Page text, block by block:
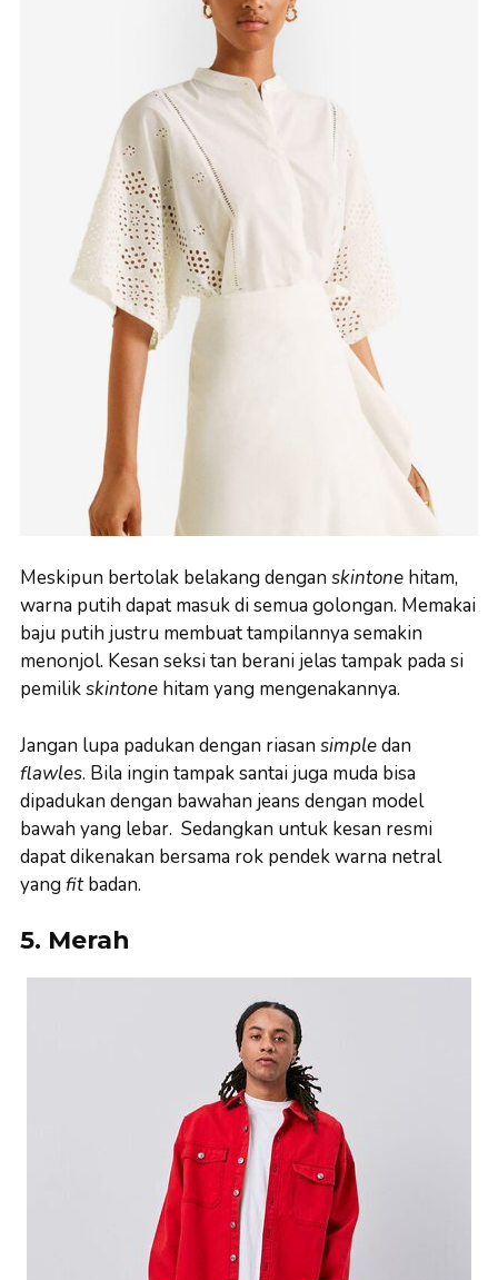
Meskipun bertolak belakang dengan skintone hitam,
warna putih dapat masuk di semua golongan. Memakai
baju putih justru membuat tampilannya semakin
menonjol. Kesan seksi tan berani jelas tampak pada si
pemilikskintone hitam yang mengenakannya.
Jangan lupa padukan dengan riasan simpledan
flawles. Bila ingin tampak santai juga muda bisa
dipadukan dengan bawahan jeans dengan model
bawah yang lebar. Sedangkan untuk kesan resmi
dapat dikenakan bersama rok pendek warna netral
yang fitbadan.
5. Merah